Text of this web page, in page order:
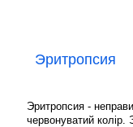
Эритропсия
Эритропсия -
червонуватий колір.